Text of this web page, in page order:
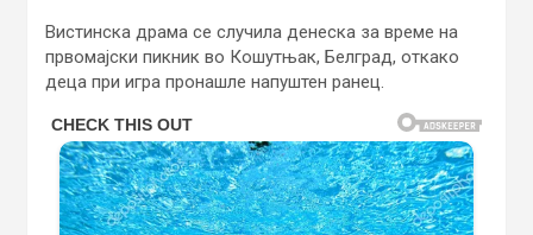
Вистинска драма се случила денеска за време на
првомајски пикник во Кошутњак, Белград, откако
деца при игра пронашле напуштен ранец.